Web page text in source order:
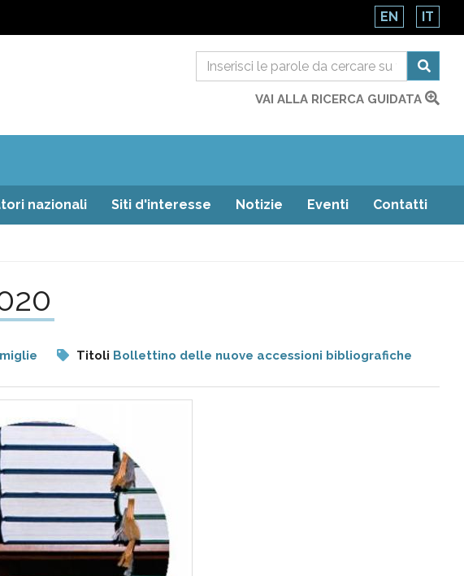
EN IT
VAI ALLA RICERCA GUIDATA
nazionali Siti d'interesse Notizie Eventi Contatti
Titoli Bollettino delle nuove accessioni bibliografiche